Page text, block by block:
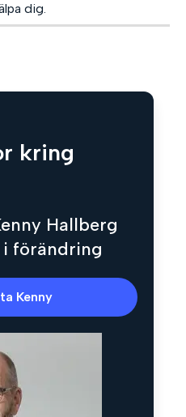
dig.
kring
Hallberg
i förändring
Kenny